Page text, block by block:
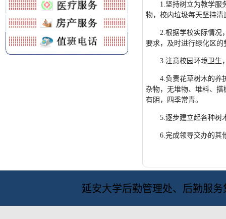
1.坚持树立为教学服
物，校内垃圾每天坚持
2.根据学校实际情况
要求，及时进行绿化区
3.注意校园环境卫生
4.负责花草树木的养
杂物，无堆物、堆料、
有阴，四季常青。
5.逐步建立起各种树
6.完成领导交办的其
延安大学后勤管理处、后勤服